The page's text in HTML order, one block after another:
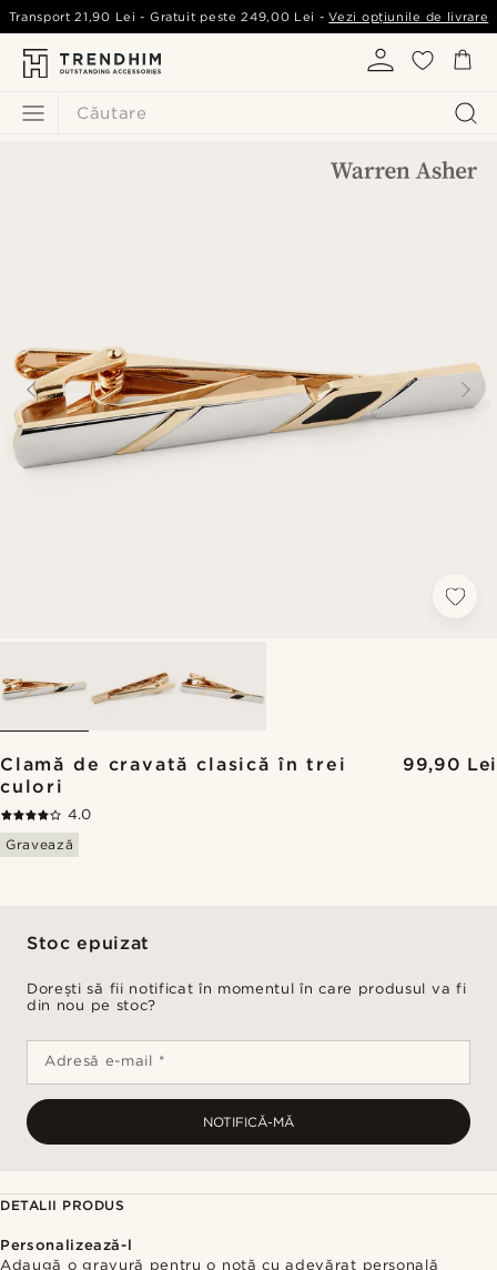
Căutare
Transport 21,90 Lei - Gratuit peste249,00 Lei -Vezi opțiunile de livrare
Clamă de cravată clasică în trei
culori
99,90 Lei
4.0
Gravează
Stoc epuizat
Dorești să fii notificat în momentul în care produsul va fi
din nou pe stoc?
Adresă e-mail *
NOTIFICĂ-MĂ
DETALII PRODUS
Personalizează-l
Adaugă o gravură pentru o notă cu adevărat personală